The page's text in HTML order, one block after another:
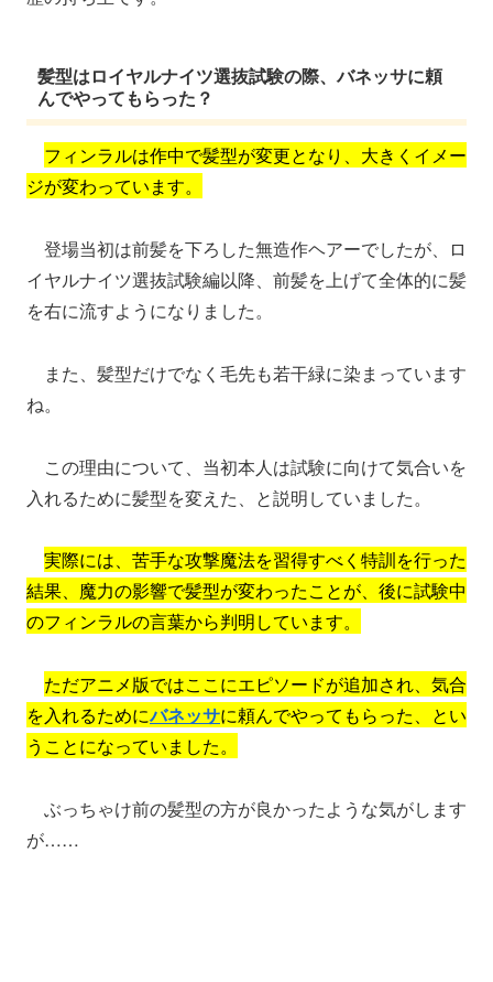
髪型はロイヤルナイツ選抜試験の際、バネッサに頼
んでやってもらった？
フィンラルは作中で髪型が変更となり、大きくイメー
ジが変わっています。
登場当初は前髪を下ろした無造作ヘアーでしたが、ロ
イヤルナイツ選抜試験編以降、前髪を上げて全体的に髪
を右に流すようになりました。
また、髪型だけでなく毛先も若干緑に染まっています
ね。
この理由について、当初本人は試験に向けて気合いを
入れるために髪型を変えた、と説明していました。
実際には、苦手な攻撃魔法を習得すべく特訓を行った
結果、魔力の影響で髪型が変わったことが、後に試験中
のフィンラルの言葉から判明しています。
ただアニメ版ではここにエピソードが追加され、気合
を入れるためにバネッサに頼んでやってもらった、とい
うことになっていました。
ぶっちゃけ前の髪型の方が良かったような気がします
が……